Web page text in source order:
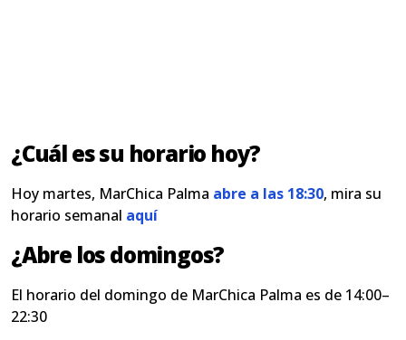
¿Cuál es su horario hoy?
Hoy martes, MarChica Palma abre a las 18:30, mira su
horario semanal aquí
¿Abre los domingos?
El horario del domingo de MarChica Palma es de 14:00–
22:30